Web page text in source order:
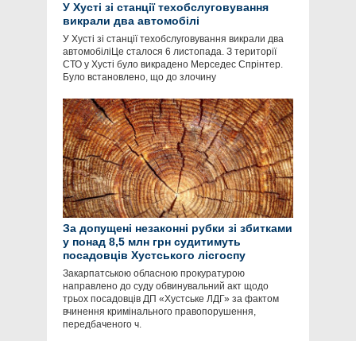
У Хусті зі станції техобслуговування
викрали два автомобілі
У Хусті зі станції техобслуговування викрали два
автомобіліЦе сталося 6 листопада. З території
СТО у Хусті було викрадено Мерседес Спрінтер.
Було встановлено, що до злочину
За допущені незаконні рубки зі збитками
у понад 8,5 млн грн судитимуть
посадовців Хустського лісгоспу
Закарпатською обласною прокуратурою
направлено до суду обвинувальний акт щодо
трьох посадовців ДП «Хустське ЛДГ» за фактом
вчинення кримінального правопорушення,
передбаченого ч.